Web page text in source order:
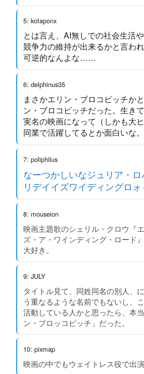
5: kotaponx
とは言え、AI無しでの社会生活
競争力の維持が出来るかと言わ
可逆的なんよな……
6: delphinus35
まさかエリン・ブロコビッチか
ン・ブロコビッチだった。生き
実名の映画になって（しかも大
同業で活躍してるとか面白いな。
7: poliphilus
なーつかしいなジュリア・
リデイイズワイディングロォ
8: mouseion
映画主題歌のシェリル・クロウ『
ズ・ア・ワインディング・ロード
大好き。
9: JULY
タイトル見て、同姓同名の別人、
う重なるような名前でもないし、
活動している人かと思ったら、本
ン・ブロッコビッチ」だった。
10: pixmap
映画の中でもウェイトレス役で出演